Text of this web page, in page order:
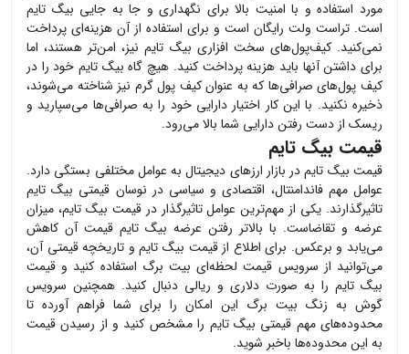
مورد استفاده و با امنیت بالا برای نگهداری و جا به جایی بیگ تایم
است. تراست ولت رایگان است و برای استفاده از آن هزینه‌ای پرداخت
نمی‌کنید. کیف‌پول‌های سخت افزاری بیگ تایمنیز، امن‌تر هستند، اما
برای داشتن آنها باید هزینه پرداخت کنید. هیچ گاه بیگ تایمخود را در
کیف پول‌های صرافی‌ها که به عنوان کیف پول گرم نیز شناخته می‌شوند،
ذخیره نکنید. با این کار اختیار دارایی خود را به صرافی‌ها می‌سپارید و
ریسک از دست رفتن دارایی شما بالا می‌رود.
قیمت بیگ تایم
قیمت بیگ تایمدر بازار ارزهای دیجیتال به عوامل مختلفی بستگی دارد.
عوامل مهم فاندامنتال، اقتصادی و سیاسی در نوسان قیمتی بیگ تایم
تاثیرگذارند. یکی از مهم‌ترین عوامل تاثیرگذار در قیمت بیگ تایم، میزان
عرضه و تقاضاست. با بالاتر رفتن عرضه بیگ تایم قیمت آن کاهش
می‌یابد و برعکس. برای اطلاع از قیمت بیگ تایمو تاریخچه قیمتی آن،
می‌توانید از سرویس قیمت لحظه‌ای بیت برگ استفاده کنید و قیمت
بیگ تایم را به صورت دلاری و ریالی دنبال کنید. همچنین سرویس
گوش به زنگ بیت برگ این امکان را برای شما فراهم آورده تا
محدوده‌های مهم قیمتی بیگ تایم را مشخص کنید و از رسیدن قیمت
به این محدوده‌ها باخبر شوید.